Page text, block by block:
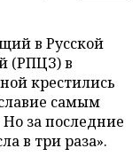
в Русской
(РПЦЗ) в
крестились
самым
за последние
в три раза».